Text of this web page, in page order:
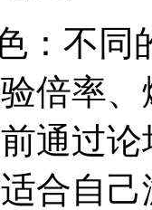
：不
倍率
通过
合自